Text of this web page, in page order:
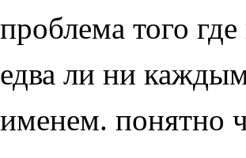
проблема того
едва ли ни
именем. понятно